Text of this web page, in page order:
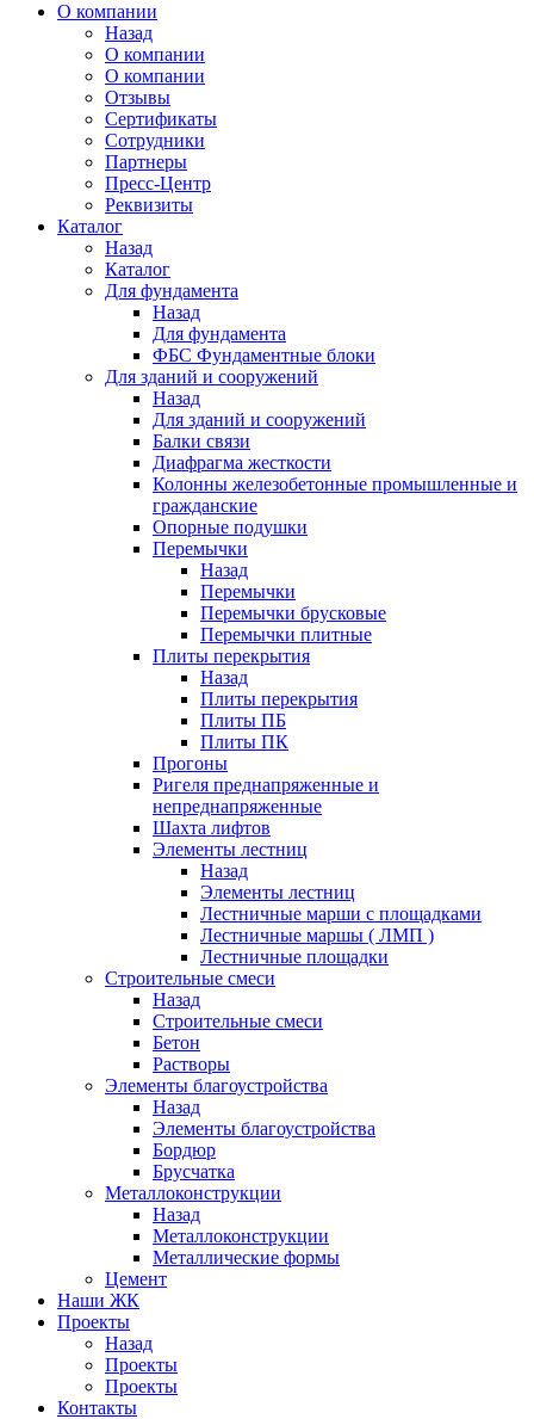
О компании
Назад
О компании
О компании
Отзывы
Сертификаты
Сотрудники
Партнеры
Пресс-Центр
Реквизиты
Каталог
Назад
Каталог
Для фундамента
Назад
Для фундамента
ФБС Фундаментные блоки
Для зданий и сооружений
Назад
Для зданий и сооружений
Балки связи
Диафрагма жесткости
Колонны железобетонные промышленные и
гражданские
Опорные подушки
Перемычки
Назад
Перемычки
Перемычки брусковые
Перемычки плитные
Плиты перекрытия
Назад
Плиты перекрытия
Плиты ПБ
Плиты ПК
Прогоны
Ригеля преднапряженные и
непреднапряженные
Шахта лифтов
Элементы лестниц
Назад
Элементы лестниц
Лестничные марши с площадками
Лестничные маршы ( ЛМП )
Лестничные площадки
Строительные смеси
Назад
Строительные смеси
Бетон
Растворы
Элементы благоустройства
Назад
Элементы благоустройства
Бордюр
Брусчатка
Металлоконструкции
Назад
Металлоконструкции
Металлические формы
Цемент
Наши ЖК
Проекты
Назад
Проекты
Проекты
Контакты